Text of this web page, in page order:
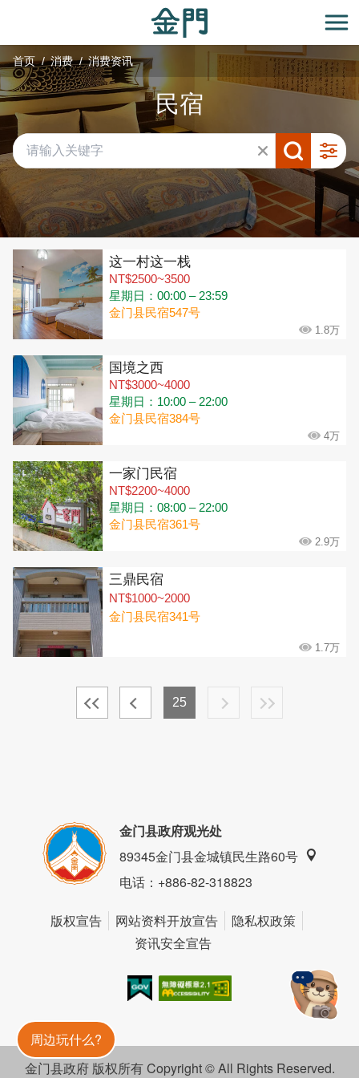
主
要
内
容
开
首页 消费 消费资讯
民宿
共有 292 间店家
这一村这一栈
NT$2500~3500
星期日：00:00 – 23:59
金门县民宿547号
1.8万
国境之西
NT$3000~4000
星期日：10:00 – 22:00
金门县民宿384号
4万
一家门民宿
NT$2200~4000
星期日：08:00 – 22:00
金门县民宿361号
2.9万
三鼎民宿
NT$1000~2000
金门县民宿341号
1.7万
25
金门县政府观光处
89345金门县金城镇民生路60号
电话：+886-82-318823
版权宣告 网站资料开放宣告
隐私权政策
资讯安全宣告
金门县政府 版权所有 Copyright © All Rights Reserved.
周边玩什么?